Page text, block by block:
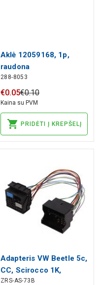
Aklė 12059168, 1p,
raudona
288-8053
€0.05€0.10
Kaina su PVM
PRIDĖTI Į KREPŠELĮ
Adapteris VW Beetle 5c,
CC, Scirocco 1K,
Tiguan 5N; 40pin, 52pin
ZRS-AS-73B